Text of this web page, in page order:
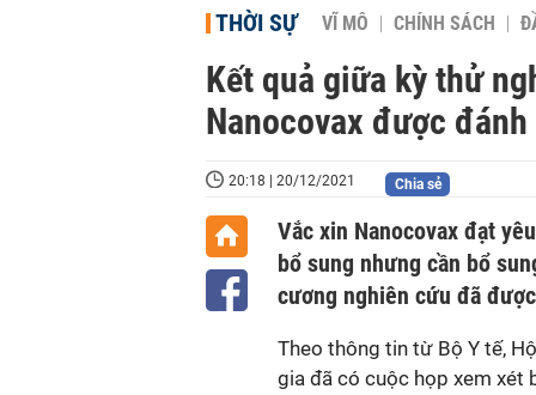
THỜI SỰ VĨ MÔ CHÍNH SÁCH
Kết quả giữa kỳ thử
Nanocovax được
20:18 | 20/12/2021 Chia sẻ
Vắc xin Nanocovax đạt
bổ sung nhưng cần bổ
cương nghiên cứu đã
Theo thông tin từ Bộ Y tế,
gia đã có cuộc họp xem xét